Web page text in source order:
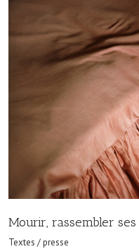
Mourir, rassembler
Textes / presse